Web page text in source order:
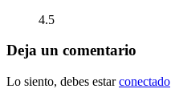
4.5
Deja un comentario
Lo siento, debes estarconectado